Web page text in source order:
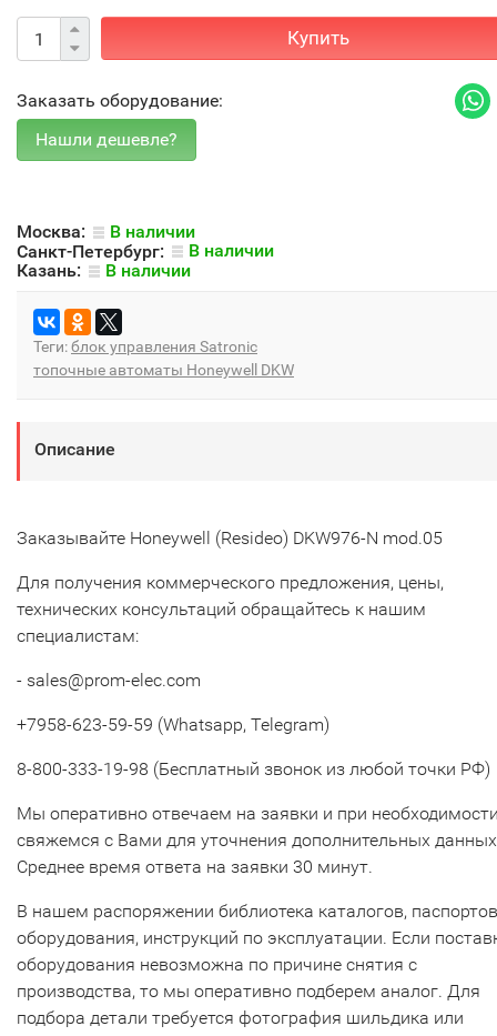
Купить
Заказать оборудование:
Москва:
В наличии
Санкт-Петербург:
В наличии
Казань:
В наличии
Теги:блок управления Satronic
топочные автоматы Honeywell DKW
Описание
Заказывайте Honeywell (Resideo) DKW976-N mod.05
Для получения коммерческого предложения, цены,
технических консультаций обращайтесь к нашим
специалистам:
- sales@prom-elec.com
+7958-623-59-59 (Whatsapp, Telegram)
8-800-333-19-98 (Бесплатный звонок из любой точки РФ)
Мы оперативно отвечаем на заявки и при
свяжемся с Вами для уточнения дополнительных
Среднее время ответа на заявки 30 минут.
В нашем распоряжении библиотека каталогов, паспортов
оборудования, инструкций по эксплуатации. Если
оборудования невозможна по причине снятия с
производства, то мы оперативно подберем аналог. Для
подбора детали требуется фотография шильдика или